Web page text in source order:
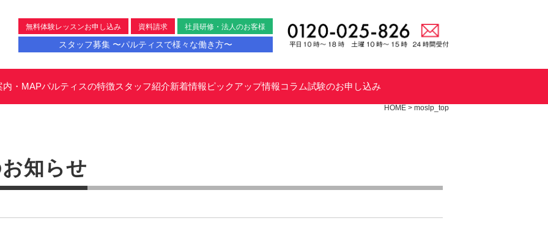
無料体験レッスンお申し込み 資料請求 社員研修・法人のお客様
スタッフ募集 〜パルティスで様々な働き方〜
内・MAPパルティスの特徴スタッフ紹介新着情報ピックアップ情報コラム試験のお申し込み
HOME > moslp_top
知らせ